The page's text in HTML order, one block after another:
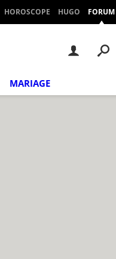
HOROSCOPE HUGO FORUM
MARIAGE